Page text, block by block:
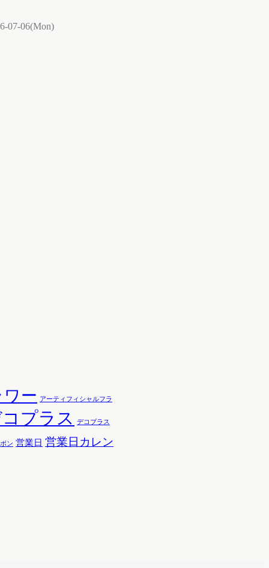
07-06(Mon)
ー アーティフィシャルフラ
プラス デコプラス
ン 営業日 営業日カレン